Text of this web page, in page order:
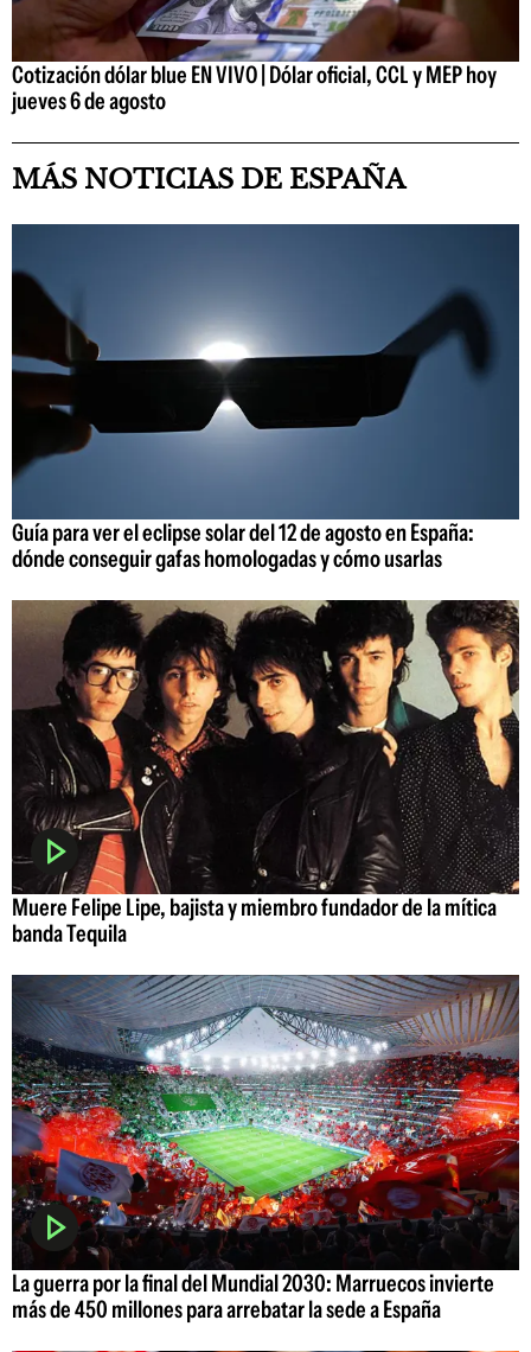
Cotización dólar blue EN VIVO | Dólar oficial, CCL y MEP hoy
jueves 6 de agosto
MÁS NOTICIAS DE ESPAÑA
Guía para ver el eclipse solar del 12 de agosto en España:
dónde conseguir gafas homologadas y cómo usarlas
Muere Felipe Lipe, bajista y miembro fundador de la mítica
banda Tequila
La guerra por la final del Mundial 2030: Marruecos invierte
más de 450 millones para arrebatar la sede a España